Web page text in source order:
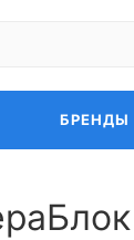
БРЕНДЫ